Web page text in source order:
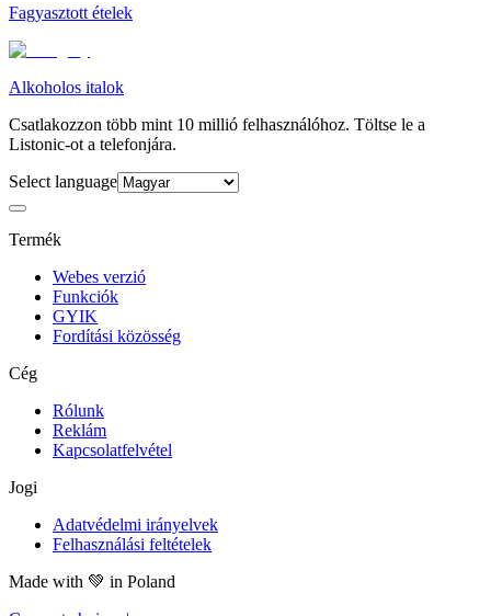
Fagyasztott ételek
Alkoholos italok
Csatlakozzon több mint 10 millió felhasználóhoz. Töltse le a
Listonic-ot a telefonjára.
Select language
Termék
Webes verzió
Funkciók
GYIK
Fordítási közösség
Cég
Rólunk
Reklám
Kapcsolatfelvétel
Jogi
Adatvédelmi irányelvek
Felhasználási feltételek
Made with 💚 in Poland